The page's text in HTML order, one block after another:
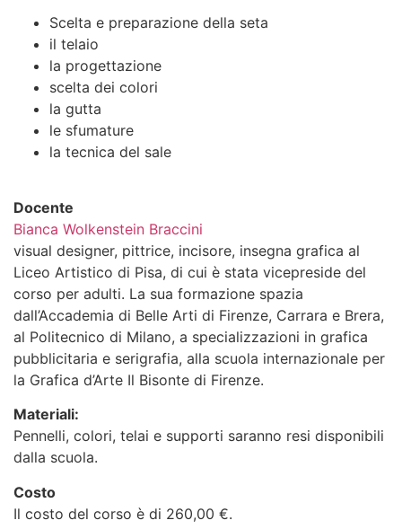
Scelta e preparazione della seta
il telaio
la progettazione
scelta dei colori
la gutta
le sfumature
la tecnica del sale
Docente
Bianca Wolkenstein Braccini
visual designer, pittrice, incisore, insegna grafica al
Liceo Artistico di Pisa, di cui è stata vicepreside del
corso per adulti. La sua formazione spazia
dall’Accademia di Belle Arti di Firenze, Carrara e Brera,
al Politecnico di Milano, a specializzazioni in grafica
pubblicitaria e serigrafia, alla scuola internazionale per
la Grafica d’Arte Il Bisonte di Firenze.
Materiali:
Pennelli, colori, telai e supporti saranno resi disponibili
dalla scuola.
Costo
Il costo del corso è di 260,00 €.